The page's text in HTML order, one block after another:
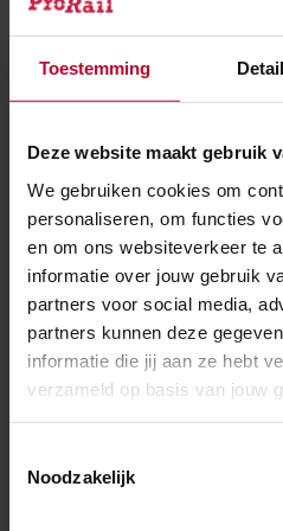
Toestemming
Deze website maakt gebruik
We gebruiken cookies om
personaliseren, om functies
en om ons websiteverkeer te
informatie over jouw gebruik
partners voor social media,
partners kunnen deze
informatie die jij aan ze hebt
verzameld op basis van jouw
Noodzakelijk
Inspecties en
we een dagelijkse
de werkzaamheden van die
de veiligheidsprocedures.
we onverwachtse
Manager Kijfhoek
Ook stellen wij een integraal
verantwoordelijkheid van